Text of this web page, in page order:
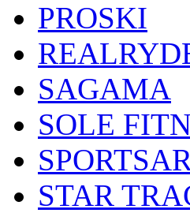
PROSKI
SAGAMA
SOLE
STAR